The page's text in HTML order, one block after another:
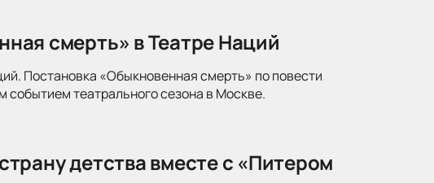
смерть» в Театре Наций
Постановка «Обыкновенная смерть» по повести
событием театрального сезона в Москве.
детства вместе с «Питером